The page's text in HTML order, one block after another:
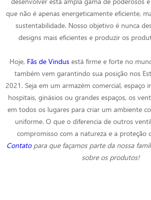
que não é apenas energeticamente eficiente,
sustentabilidade. Nosso objetivo é nunca
designs mais eficientes e produzir os
Hoje, Fãs de Vindusestá firme e forte no
também vem garantindo sua posição nos
2021. Seja em um armazém comercial, espaço
hospitais, ginásios ou grandes espaços, os
em todos os lugares para criar um ambiente
uniforme. O que o diferencia de outros
compromisso com a natureza e a proteção
Contatopara que façamos parte da nossa
sobre os produtos!